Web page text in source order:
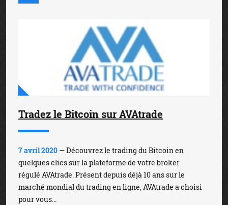
Tradez le Bitcoin sur AVAtrade
7 avril 2020 — Découvrez le trading du Bitcoin en
quelques clics sur la plateforme de votre broker
régulé AVAtrade. Présent depuis déjà 10 ans sur le
marché mondial du trading en ligne, AVAtrade a choisi
pour vous...